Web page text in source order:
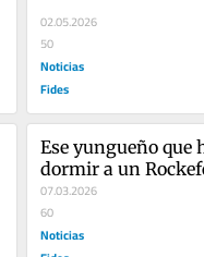
02.05.2026
50
Noticias
Fides
Ese yungueño que
dormir a un
07.03.2026
60
Noticias